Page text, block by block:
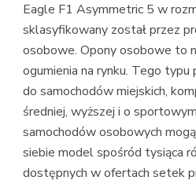
Eagle F1 Asymmetric 5 w
sklasyfikowany został przez
osobowe. Opony osobowe to
ogumienia na rynku. Tego
do samochodów miejskich,
średniej, wyższej i o
samochodów osobowych
siebie model spośród tysiąca
dostępnych w ofertach setek